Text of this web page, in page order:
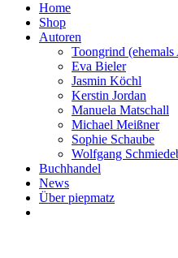
Home
Shop
Autoren
Toongrind
Eva Bieler
Jasmin Köchl
Kerstin Jordan
Manuela Matschall
Michael Meißner
Sophie Schaube
Wolfgang
Buchhandel
News
Über piepmatz